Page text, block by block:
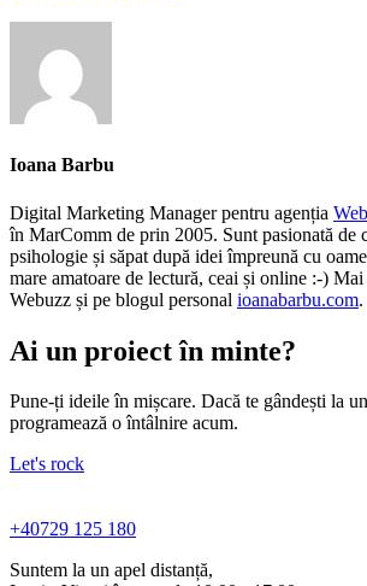
Ioana Barbu
Digital Marketing Manager pentru agenția
în MarComm de prin 2005. Sunt pasionată de
psihologie și săpat după idei împreună cu
mare amatoare de lectură, ceai și online :-)
Webuzz și pe blogul personal ioanabarbu.com.
Ai un proiect în minte?
Pune-ți ideile în mișcare. Dacă te gândești la
programează o întâlnire acum.
Let's rock
+40729 125 180
Suntem la un apel distanță,